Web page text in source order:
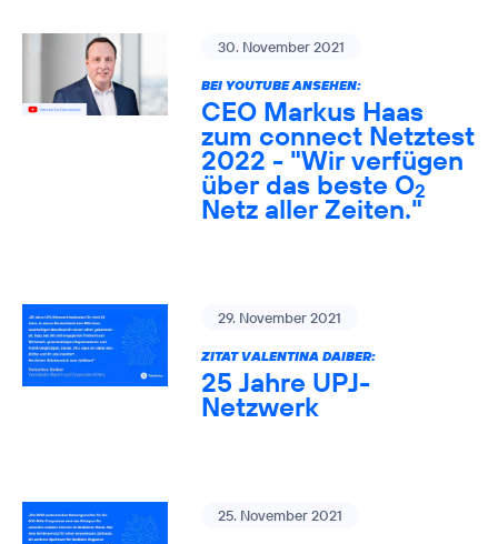
30. November 2021
BEI YOUTUBE ANSEHEN:
CEO Markus Haas
zum connect Netztest
2022 - "Wir verfügen
über das beste O2
Netz aller Zeiten."
29. November 2021
ZITAT VALENTINA DAIBER:
25 Jahre UPJ-
Netzwerk
25. November 2021